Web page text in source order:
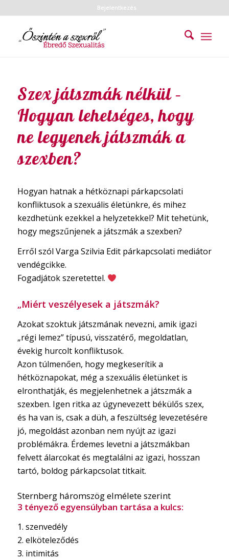
Bejelentkezés
Szex játszmák nélkül –
Hogyan lehetséges, hogy
ne legyenek játszmák a
szexben?
Hogyan hatnak a hétköznapi párkapcsolati
konfliktusok a szexuális életünkre, és mihez
kezdhetünk ezekkel a helyzetekkel? Mit tehetünk,
hogy megszűnjenek a játszmák a szexben?
Erről szól Varga Szilvia Edit párkapcsolati mediátor
vendégcikke.
Fogadjátok szeretettel.
„Miért veszélyesek a játszmák?
Azokat szoktuk játszmának nevezni, amik igazi
„régi lemez” típusú, visszatérő, megoldatlan,
évekig hurcolt konfliktusok.
Azon túlmenően, hogy megkeserítik a
hétköznapokat, még a szexuális életünket is
elronthatják, és megjelenhetnek a játszmák a
szexben. Igen ritka az úgynevezett békülős szex,
és ha van is, csak a düh, a feszültség levezetésére
jó, megoldást azonban nem nyújt az igazi
problémákra. Érdemes levetni a játszmákban
felvett álarcokat és megtalálni az igazi, hosszan
tartó, boldog párkapcsolat titkait.
Sternberg háromszög elmélete szerint
3 tényező egyensúlyban tartása a kulcs:
1. szenvedély
2. elköteleződés
3. intimitás